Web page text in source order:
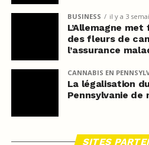
BUSINESS il y a 3
L’Allemagne
des fleurs de
l’assurance
CANNABIS EN
La légalisation
Pennsylvanie de
SITES